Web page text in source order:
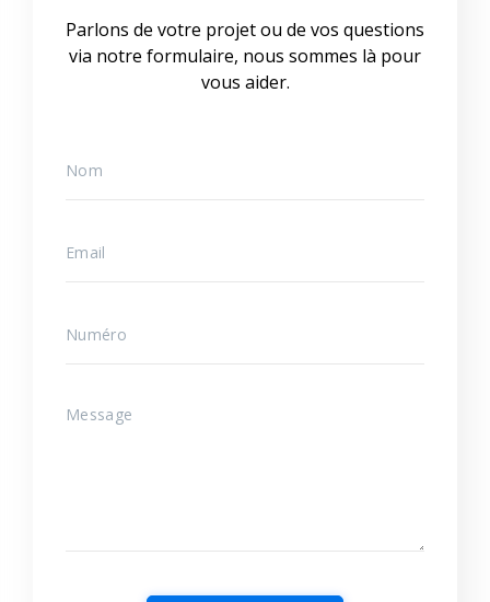
Parlons de votre projet ou de vos questions
via notre formulaire, nous sommes là pour
vous aider.